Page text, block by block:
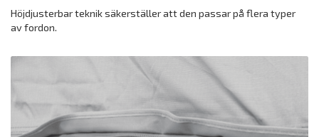
Höjdjusterbar teknik säkerställer att den passar på flera typer
av fordon.